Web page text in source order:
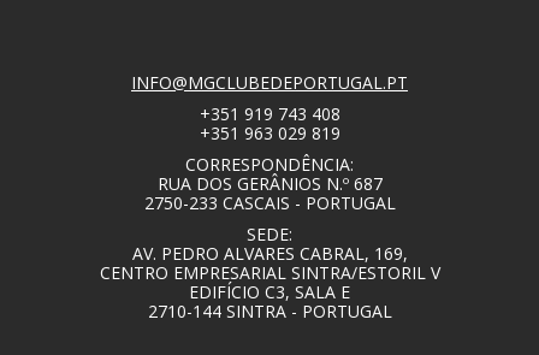
INFO@MGCLUBEDEPORTUGAL.PT
+351 919 743 408
+351 963 029 819
CORRESPONDÊNCIA:
RUA DOS GERÂNIOS N.º 687
2750-233 CASCAIS - PORTUGAL
SEDE:
AV. PEDRO ALVARES CABRAL, 169,
CENTRO EMPRESARIAL SINTRA/ESTORIL V
EDIFÍCIO C3, SALA E
2710-144 SINTRA - PORTUGAL